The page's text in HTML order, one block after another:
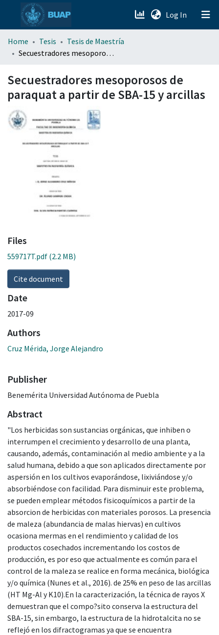
Log In (current)
menu.section.about_menu
Home Tesis
Tesis de Maestría
Secuestradores mesoporosos de paraquat a partir de SBA-15 y arcillas
Secuestradores mesoporosos de
paraquat a partir de SBA-15 y arcillas
Files
559717T.pdf (2.2 MB)
Cite document
Date
2017-09
Authors
Cruz Mérida, Jorge Alejandro
Publisher
Benemérita Universidad Autónoma de Puebla
Abstract
"Los herbicidas son sustancias orgánicas, que inhiben o
interrumpen el crecimiento y desarrollo de una planta,
causando, además, contaminación al medio ambiente y a la
salud humana, debido a que son aplicados directamente por
aspersión en los cultivos evaporándose, lixiviándose y/o
absorbiéndose con facilidad. Para disminuir este problema,
se pueden emplear métodos fisicoquímicos a partir de la
absorcion de herbicidas con materiales porosos. La presencia
de maleza (abundancia de malas hiervas) en cultivos
ocasiona mermas en el rendimiento y calidad de los
productos cosechados incrementando los costos de
producción, es por eso que actualmente es común para el
control de la maleza se realice en forma mecánica, biológica
y/o química (Nunes et al., 2016). de 25% en peso de las arcillas
(HT Mg-Al y K10).En la caracterización, la técnica de rayos X
demuestran que el compo?sito conserva la estructura del
SBA-15, sin embargo, la estructura de la hidrotalcita no se
reflejó en los difractogramas ya que se encuentra